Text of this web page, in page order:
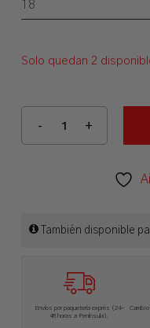
Solo quedan 2
También disponible
Envíos por paquetería exprés (24-
48 horas a Península).